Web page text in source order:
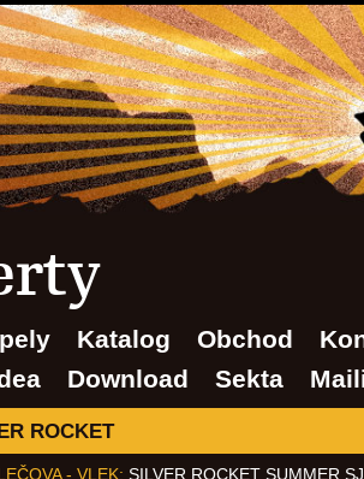
Katalog Obchod
Download Sekta
ROCKET
- VLEK: SILVER ROCKET SUMMER